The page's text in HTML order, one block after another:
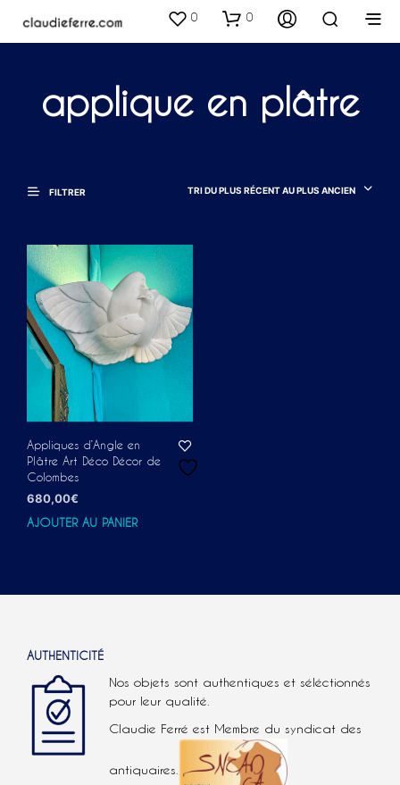
0 0
applique en plâtre
FILTRER TRI DU PLUS RÉCENT AU PLUS ANCIEN
Appliques d’Angle en
Plâtre Art Déco Décor de
Colombes
680,00€
AJOUTER AU PANIER
AUTHENTICITÉ
Nos objets sont authentiques et séléctionnés
pour leur qualité.
Claudie Ferré est Membre du syndicat des
antiquaires.